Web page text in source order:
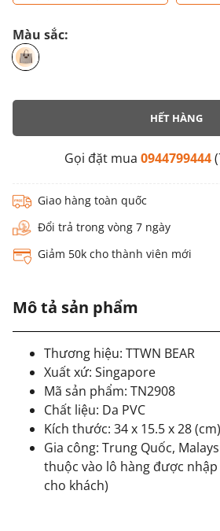
Màu sắc:
HẾT HÀNG
Gọi đặt mua 0944799444
Giao hàng toàn quốc
Đổi trả trong vòng 7 ngày
Giảm 50k cho thành viên mới
Mô tả sản phẩm
Thương hiệu: TTWN BEAR
Xuất xứ: Singapore
Mã sản phẩm: TN2908
Chất liệu: Da PVC
Kích thước: 34 x 15.5 x 28 (cm)
Gia công: Trung Quốc,
thuộc vào lô hàng được
cho khách)